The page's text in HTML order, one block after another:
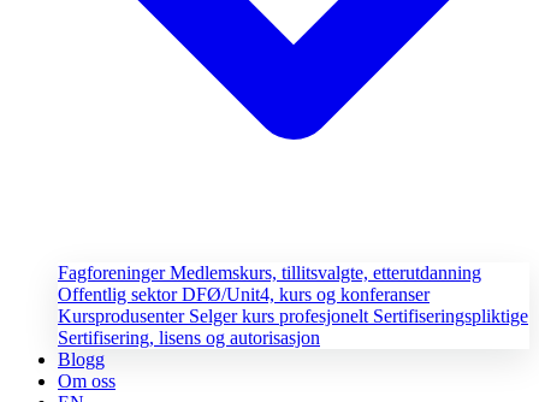
FagforeningerMedlemskurs, tillitsvalgte, etterutdanning
Offentlig sektorDFØ/Unit4, kurs og konferanser
Kursprodusenter Selger kurs profesjonelt Sertifiseringspliktige
Sertifisering, lisens og autorisasjon
Blogg
Om oss